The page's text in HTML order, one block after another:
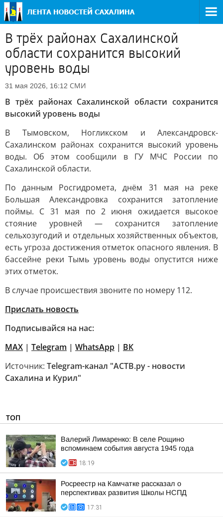
В трёх районах Сахалинской
области сохранится высокий
уровень воды
31 мая 2026, 16:12 СМИ
В трёх районах Сахалинской области сохранится
высокий уровень воды
В Тымовском, Ногликском и Александровск-
Сахалинском районах сохранится высокий уровень
воды. Об этом сообщили в ГУ МЧС России по
Сахалинской области.
По данным Росгидромета, днём 31 мая на реке
Большая Александровка сохранится затопление
поймы. С 31 мая по 2 июня ожидается высокое
стояние уровней — сохранится затопление
сельхозугодий и отдельных хозяйственных объектов,
есть угроза достижения отметок опасного явления. В
бассейне реки Тымь уровень воды опустится ниже
этих отметок.
В случае происшествия звоните по номеру 112.
Прислать новость
Подписывайся на нас:
MAX | Telegram | WhatsApp | ВК
Источник: Telegram-канал "АСТВ.ру - новости
Сахалина и Курил"
ТОП
Валерий Лимаренко: В селе Рощино
вспоминаем события августа 1945 года
18:19
Росреестр на Камчатке рассказал о
перспективах развития Школы НСПД
17:31